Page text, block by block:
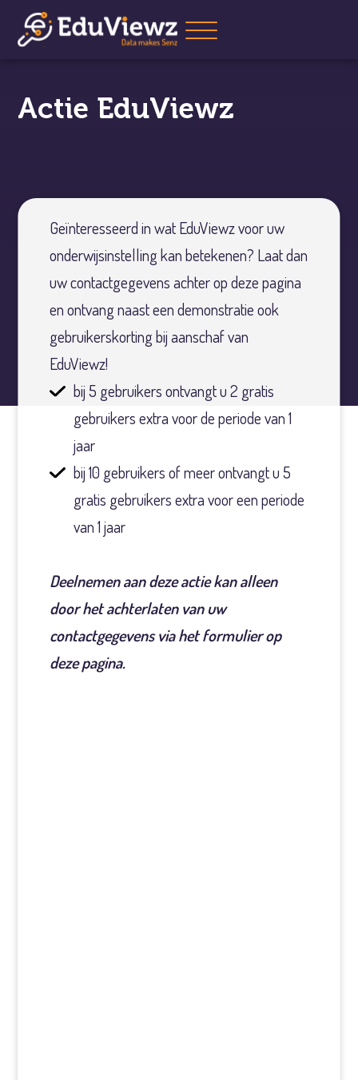
Actie EduViewz
Geïnteresseerd in wat EduViewz voor uw
onderwijsinstelling kan betekenen? Laat dan
uw contactgegevens achter op deze pagina
en ontvang naast een demonstratie ook
gebruikerskorting bij aanschaf van
EduViewz!
bij 5 gebruikers ontvangt u 2 gratis
gebruikers extra voor de periode van 1
jaar
bij 10 gebruikers of meer ontvangt u 5
gratis gebruikers extra voor een periode
van 1 jaar
Deelnemen aan deze actie kan alleen
door het achterlaten van uw
contactgegevens via het formulier op
deze pagina.